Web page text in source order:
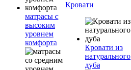
матрасы с
высоким
уровнем
комфорта
Кровати
Кровати из
натурального
дуба